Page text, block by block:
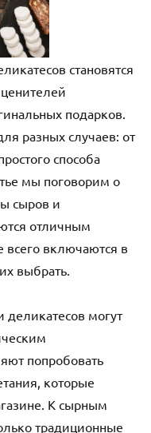
становятся
подарков.
разных случаев: от
способа
мы поговорим о
сыров и
отличным
включаются в
выбрать.
могут
попробовать
которые
К сырным
традиционные